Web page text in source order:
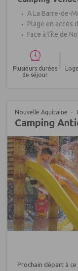
A La Barre-de-
Plage en accès
Face à l’île de
Plusieurs durées
de séjour
Nouvelle Aquitaine
Camping
Prochain départ à